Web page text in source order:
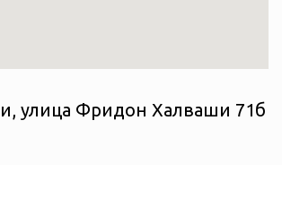
улица Фридон Халваши 71б